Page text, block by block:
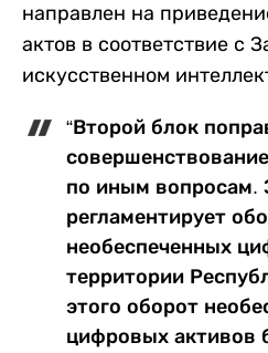
направлен на
актов в соответствие с
искусственном
“Второй блок
по иным вопросам.
регламентирует
необеспеченных
территории
этого оборот
цифровых активов